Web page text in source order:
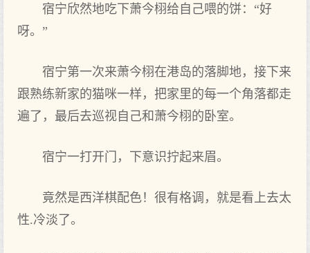
宿宁欣然地吃下萧今栩给自己‌喂的饼：“好
呀。”
宿宁第一次来萧今栩在港岛的落脚地，接下来
跟熟练新家的猫咪一样，把家里的每一个角落都走
遍了，最后去巡视自己‌和萧今栩的卧室。
宿宁一打开门，下意识拧起来眉。
竟然是西‌洋棋配色！很有格调，就是看上去太
性.冷淡了。